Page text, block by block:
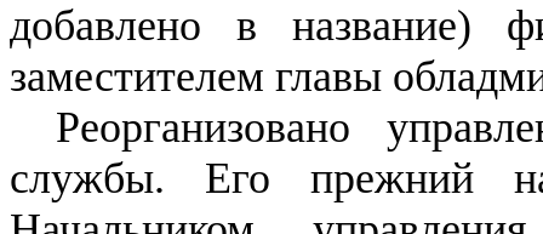
добавлено в название)
заместителем главы
Реорганизовано
службы. Его прежний